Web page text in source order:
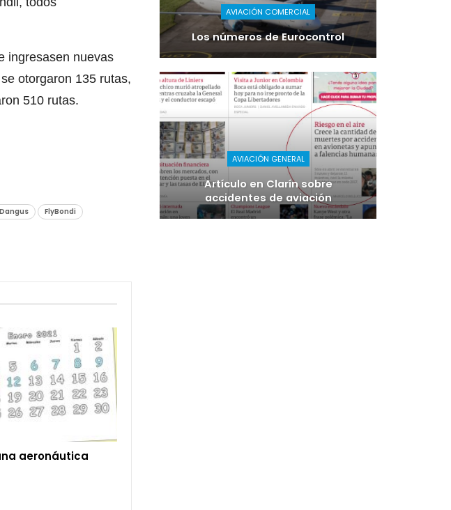
ingresasen nuevas
otorgaron 135 rutas,
510 rutas.
Dangus FlyBondi
aeronáutica
AVIACIÓN COMERCIAL
Los números de Eurocontrol
AVIACIÓN GENERAL
Artículo en Clarín sobre
accidentes de aviación